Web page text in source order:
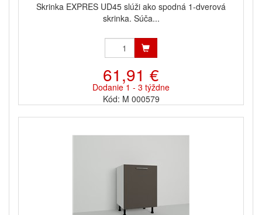
Skrinka EXPRES UD45 slúži ako spodná 1-dverová
skrinka. Súča...
61,91 €
Dodanie 1 - 3 týždne
Kód: M 000579